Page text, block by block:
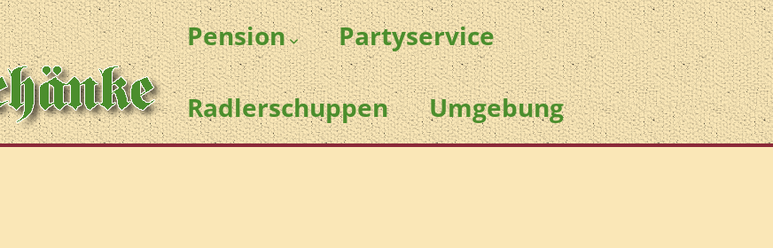
Pension Partyservice
Radlerschuppen Umgebung